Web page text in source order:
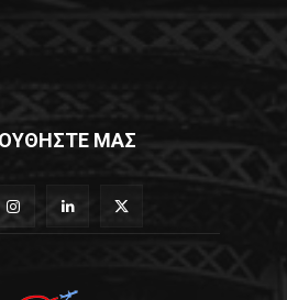
ΜΑΣ